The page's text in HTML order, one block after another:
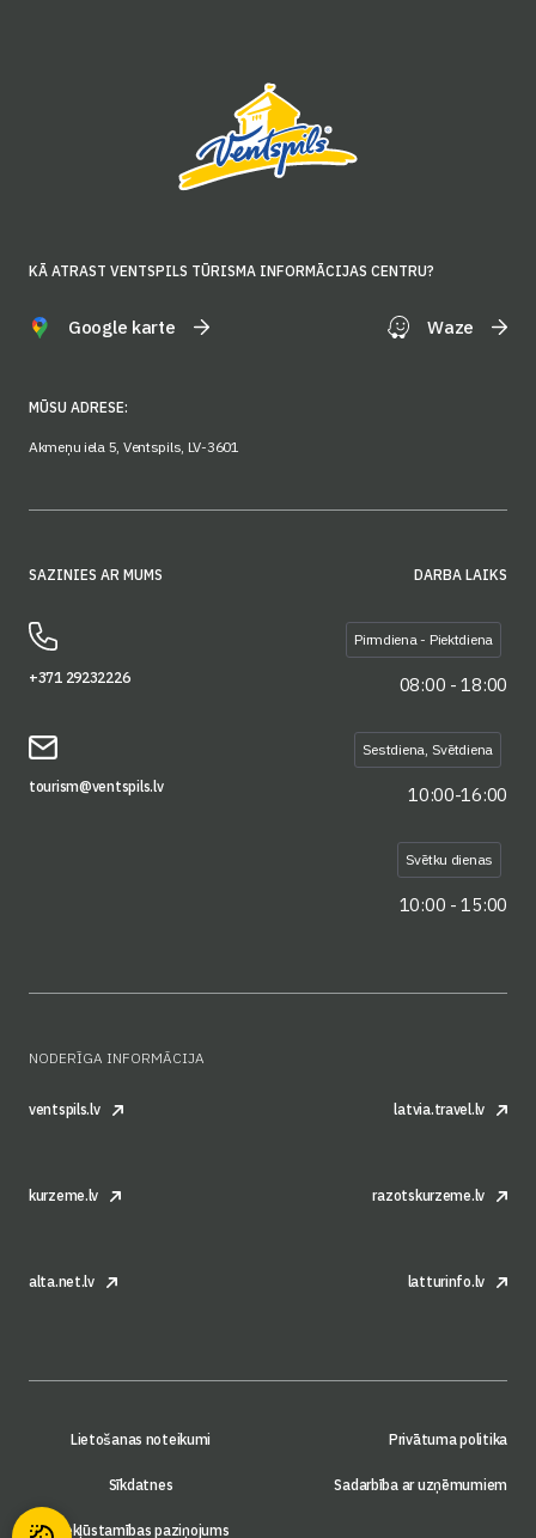
KĀ ATRAST VENTSPILS TŪRISMA INFORMĀCIJAS CENTRU?
Google karte Waze
MŪSU ADRESE:
Akmeņu iela 5, Ventspils, LV-3601
SAZINIES AR MUMS
+371 29232226
tourism@ventspils.lv
DARBA LAIKS
Pirmdiena - Piektdiena
08:00 - 18:00
Sestdiena, Svētdiena
10:00-16:00
Svētku dienas
10:00 - 15:00
NODERĪGA INFORMĀCIJA
ventspils.lv latvia.travel.lv
kurzeme.lv razotskurzeme.lv
alta.net.lv latturinfo.lv
Lietošanas noteikumi Privātuma politika
Sīkdatnes Sadarbība ar uzņēmumiem
Piekļūstamības paziņojums